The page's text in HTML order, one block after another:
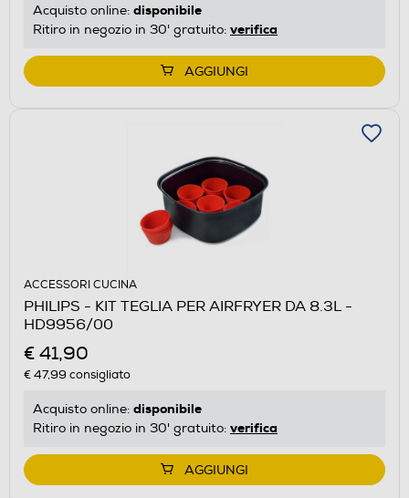
Acquisto online: disponibile
Ritiro in negozio in 30' gratuito: verifica
AGGIUNGI
ACCESSORI CUCINA
PHILIPS - KIT TEGLIA PER AIRFRYER DA 8.3L -
HD9956/00
€ 41,90
€ 47,99 consigliato
Acquisto online: disponibile
Ritiro in negozio in 30' gratuito: verifica
AGGIUNGI